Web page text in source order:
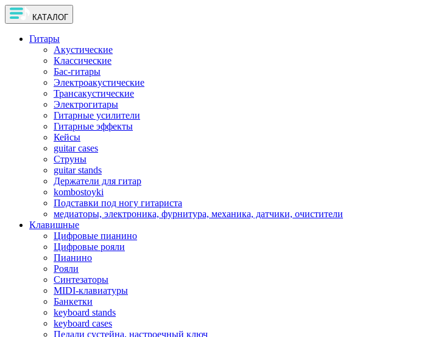
КАТАЛОГ
Гитары
Акустические
Классические
Бас-гитары
Электроакустические
Трансакустические
Электрогитары
Гитарные усилители
Гитарные эффекты
Кейсы
guitar cases
Струны
guitar stands
Держатели для гитар
kombostoyki
Подставки под ногу гитариста
медиаторы, электроника, фурнитура, механика, датчики, очистители
Клавишные
Цифровые пианино
Цифровые рояли
Пианино
Рояли
Синтезаторы
MIDI-клавиатуры
Банкетки
keyboard stands
keyboard cases
Педали сустейна, настроечный ключ